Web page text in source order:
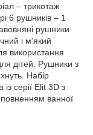
– трикотаж
6 рушників – 1
рушники
і м'який
використання
дітей. Рушники з
Набір
серії Elit 3D з
ванної